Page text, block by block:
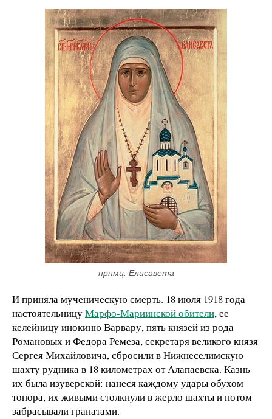
прпмц. Елисавета
И приняла мученическую смерть. 18 июля 1918 года
настоятельницуМарфо-Мариинской обители, ее
келейницу инокиню Варвару, пять князей из рода
Романовых и Федора Ремеза, секретаря великого князя
Сергея Михайловича, сбросили в Нижнеселимскую
шахту рудника в 18 километрах от Алапаевска. Казнь
их была изуверской: нанеся каждому удары обухом
топора, их живыми столкнули в жерло шахты и потом
забрасывали гранатами.